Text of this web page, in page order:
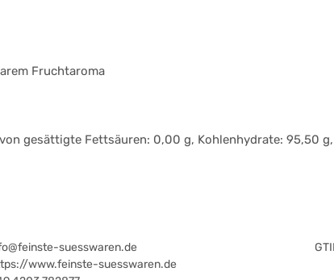
Fruchtaroma
gesättigte Fettsäuren: 0,00 g, Kohlenhydrate: 95,50
suesswaren.de
www.feinste-suesswaren.de